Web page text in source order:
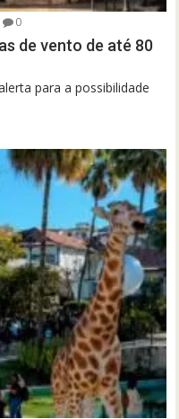
0
de vento de até 80
para a possibilidade